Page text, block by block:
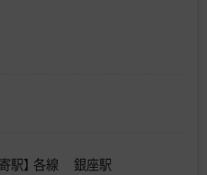
駅】 各線 銀座駅